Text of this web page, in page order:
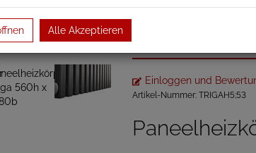
Einloggen und
Artikel-Nummer: TRIGAH5;53
Alle Akzeptieren